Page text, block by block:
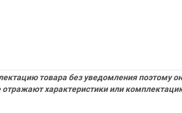
товара без уведомления поэтому
характеристики или